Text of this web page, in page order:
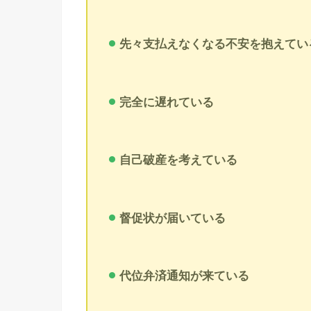
先々支払えなくなる不安を抱えてい
完全に遅れている
自己破産を考えている
督促状が届いている
代位弁済通知が来ている